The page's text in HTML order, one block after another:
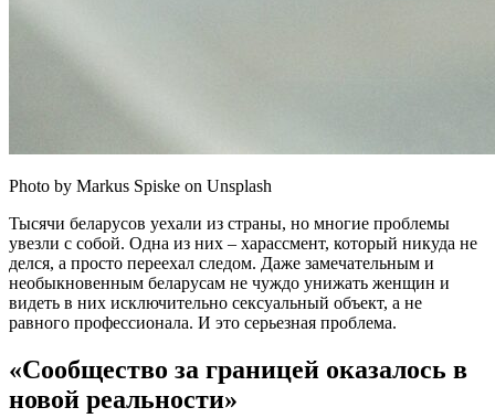
Photo by Markus Spiske on Unsplash
Тысячи беларусов уехали из страны, но многие проблемы
увезли с собой. Одна из них – харассмент, который никуда не
делся, а просто переехал следом. Даже замечательным и
необыкновенным беларусам не чуждо унижать женщин и
видеть в них исключительно сексуальный объект, а не
равного профессионала. И это серьезная проблема.
«Сообщество за границей оказалось в
новой реальности»